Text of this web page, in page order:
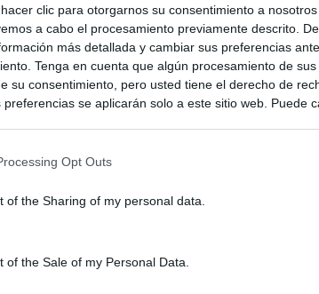
clic para otorgarnos su consentimiento a
a cabo el procesamiento previamente descrito.
más detallada y cambiar sus preferencias
Tenga en cuenta que algún procesamiento de
su consentimiento, pero usted tiene el derecho de
preferencias se aplicarán solo a este sitio web. Puede
Opt Outs
of the Sharing of my personal data.
of the Sale of my Personal Data.